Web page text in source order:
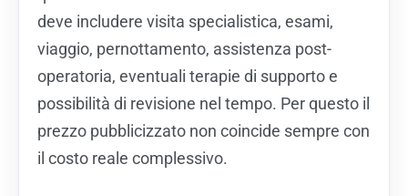
deve includere visita specialistica, esami,
viaggio, pernottamento, assistenza post-
operatoria, eventuali terapie di supporto e
possibilità di revisione nel tempo. Per questo il
prezzo pubblicizzato non coincide sempre con
il costo reale complessivo.